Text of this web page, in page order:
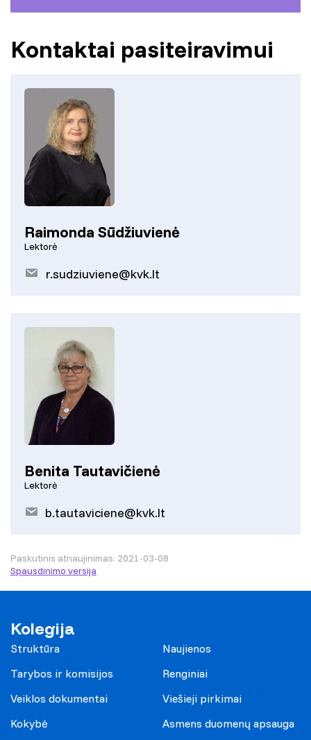
Kontaktai pasiteiravimui
Raimonda Sūdžiuvienė
Lektorė
r.sudziuviene@kvk.lt
Benita Tautavičienė
Lektorė
b.tautaviciene@kvk.lt
Paskutinis atnaujinimas: 2021-03-08
Spausdinimo versija
Kolegija
Struktūra
Tarybos ir komisijos
Veiklos dokumentai
Kokybė
Naujienos
Renginiai
Viešieji pirkimai
Asmens duomenų apsauga